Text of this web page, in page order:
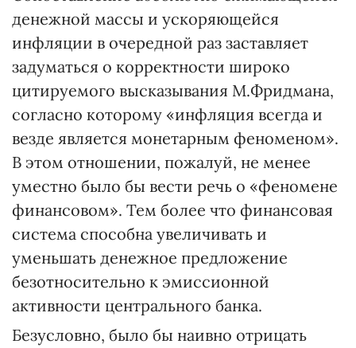
денежной массы и ускоряющейся
инфляции в очередной раз заставляет
задуматься о корректности широко
цитируемого высказывания М.Фридмана,
согласно которому «инфляция всегда и
везде является монетарным феноменом».
В этом отношении, пожалуй, не менее
уместно было бы вести речь о «феномене
финансовом». Тем более что финансовая
система способна увеличивать и
уменьшать денежное предложение
безотносительно к эмиссионной
активности центрального банка.
Безусловно, было бы наивно отрицать